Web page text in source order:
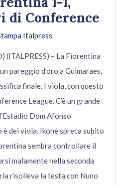
di Conference
Italpress
(ITALPRESS) – La Fiorentina
pareggio d’oro a Guimaraes,
finale. I viola, con questo
League. C’è un grande
Dom Afonso
dei viola. Ikonè spreca subito
sembra controllare il
malamente nella seconda
risolleva la testa con Nuno